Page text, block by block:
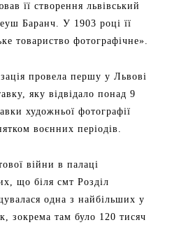
її створення львівський
Баранч. У 1903 році її
товариство фотографічне».
провела першу у Львові
яку відвідало понад 9
художньої фотографії
воєнних періодів.
війни в палаці
що біля смт Розділ
одна з найбільших у
зокрема там було 120 тисяч